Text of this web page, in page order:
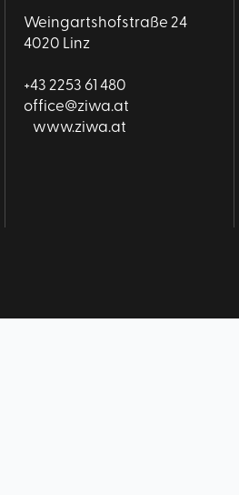
Weingartshofstraße 24
4020 Linz
+43 2253 61 480
office@ziwa.at
www.ziwa.at